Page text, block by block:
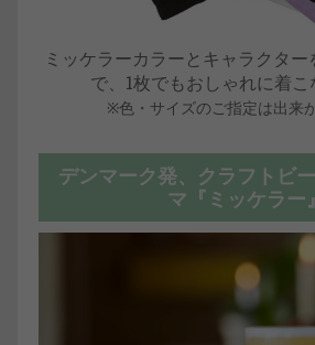
ミッケラーカラーとキャラクタ
で、1枚でもおしゃれに着こ
※色・サイズのご指定は出来
デンマーク発、クラフトビ
マ『ミッケラー』